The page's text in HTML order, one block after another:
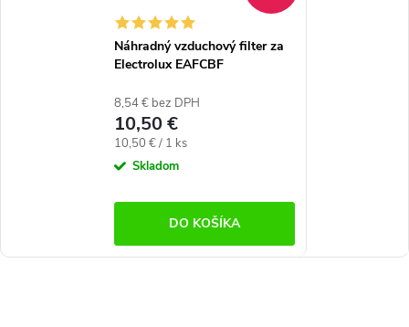
Náhradný vzduchový filter za
Electrolux EAFCBF
8,54 € bez DPH
10,50 €
Jednotková
cena:
10,50 € / 1 ks
Skladom
DO KOŠÍKA